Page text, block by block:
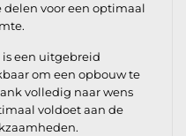
delen voor een optimaal
is een uitgebreid
om een opbouw te
volledig naar wens
voldoet aan de